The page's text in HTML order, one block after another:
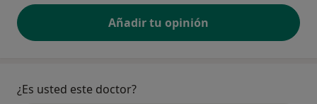
Añadir tu opinión
¿Es usted este doctor?